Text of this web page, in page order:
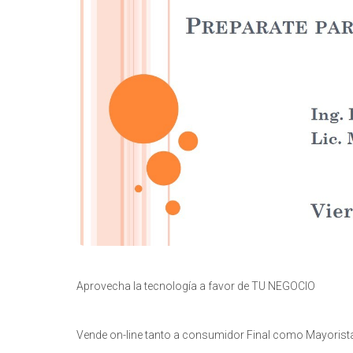
Aprovecha la tecnología a favor de TU NEGOCIO
Vende on-line tanto a consumidor Final como